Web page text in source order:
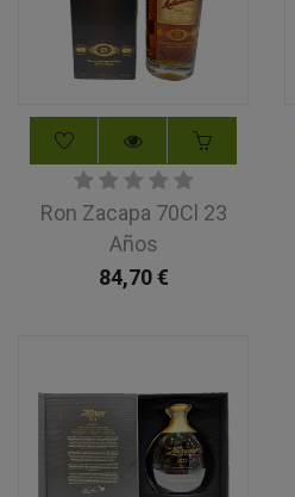
Ron Zacapa 70Cl 23
Años
84,70€